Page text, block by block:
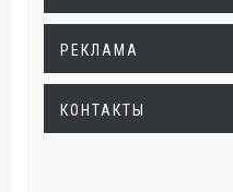
РЕКЛАМА
КОНТАКТЫ